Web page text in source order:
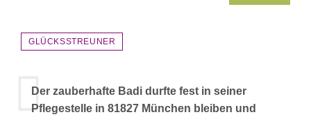
GLÜCKSSTREUNER
Der zauberhafte Badi durfte fest in seiner
Pflegestelle in 81827 München bleiben und